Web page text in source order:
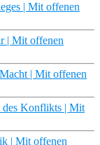
| Mit offenen
| Mit offenen
| Mit offenen
des Konflikts | Mit
| Mit offenen